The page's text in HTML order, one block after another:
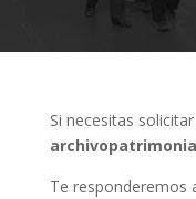
Si necesitas
Te responderemos